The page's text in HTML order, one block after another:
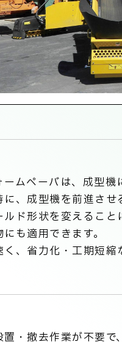
ームペーバは、成型
、成型機を前進させ
ルド形状を変えるこ
も適用できます。
、省力化・工期短縮
置・撤去作業が不要で